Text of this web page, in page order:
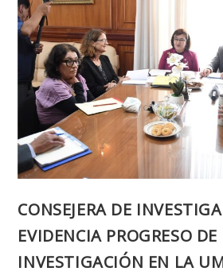
FERIA
“INVESTIGA
UMSA
2024”
CONSEJERA DE
EVIDENCIA PROGRESO
INVESTIGACIÓN EN LA